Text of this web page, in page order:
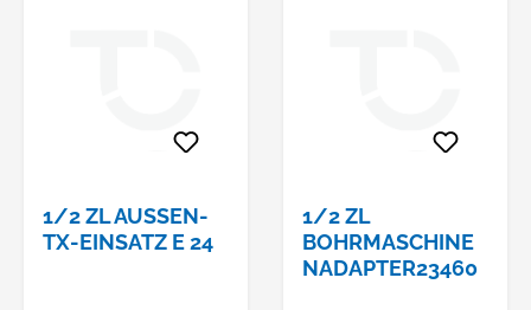
1/2 ZL AUSSEN-T
X-EINSATZ E 24
1/2 ZL
BOHRMASCHINE
NADAPTER23460